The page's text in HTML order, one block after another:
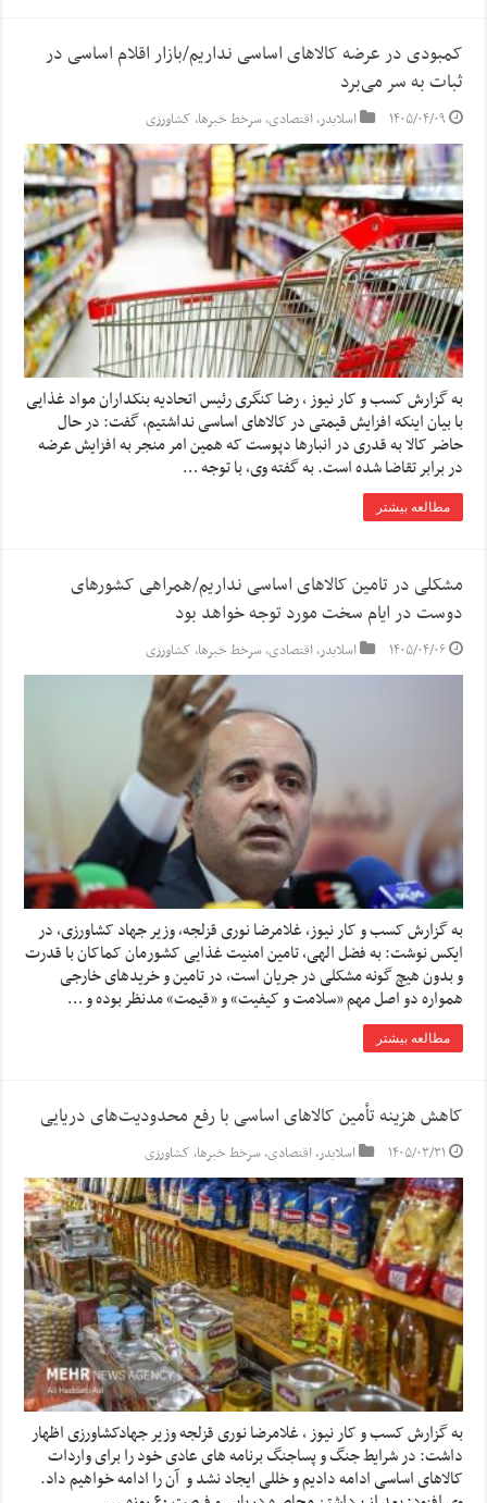
کمبودی در عرضه کالا‌های اساسی نداریم/بازار اقلام اساسی در
ثبات به سر می‌برد
۱۴۰۵/۰۴/۰۹ اسلایدر,اقتصادی,سرخط خبرها, کشاورزی
به گزارش کسب و کار نیوز ، رضا کنگری رئیس اتحادیه بنکداران مواد غذایی
با بیان اینکه افزایش قیمتی در کالاهای اساسی نداشتیم، گفت: در حال
حاضر کالا به قدری در انبارها دپوست که همین امر منجر به افزایش عرضه
در برابر تقاضا شده است. به گفته وی، با توجه …
مطالعه بیشتر
مشکلی در تامین کالاهای اساسی نداریم/همراهی کشورهای
دوست در ایام سخت مورد توجه خواهد بود
۱۴۰۵/۰۴/۰۶ اسلایدر,اقتصادی,سرخط خبرها, کشاورزی
به گزارش کسب و کار نیوز، غلامرضا نوری قزلجه، وزیر جهاد کشاورزی، در
ایکس نوشت: به فضل الهی، تامین امنیت غذایی کشورمان کماکان با قدرت
و بدون هیچ گونه مشکلی در جریان است، در تامین و خریدهای خارجی
همواره دو اصل مهم «سلامت و کیفیت» و «قیمت» مدنظر بوده و …
مطالعه بیشتر
کاهش هزینه تأمین کالاهای اساسی با رفع محدودیت‌های دریایی
۱۴۰۵/۰۳/۳۱ اسلایدر,اقتصادی,سرخط خبرها, کشاورزی
به گزارش کسب و کار نیوز ، غلامرضا نوری قزلجه وزیر جهادکشاورزی اظهار
داشت: در شرایط جنگ و پساجنگ برنامه های عادی خود را برای واردات
کالاهای اساسی ادامه دادیم و خللی ایجاد نشد و آن را ادامه خواهیم داد.